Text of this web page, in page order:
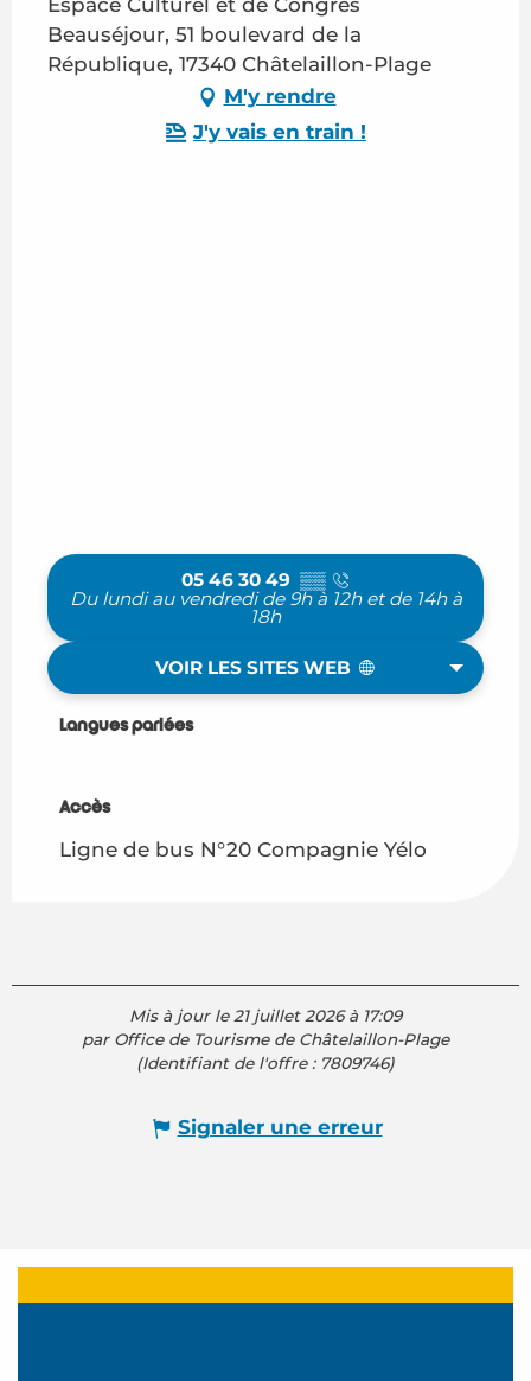
Beauséjour, 51 boulevard de la
République, 17340 Châtelaillon-Plage
M'y rendre
J'y vais en train !
05 46 30 49 ▒▒
Du lundi au vendredi de 9h à 12h et de 14h à
18h
VOIR LES SITES WEB
Langues parlées
Langues parlées
Accès
Accès
Ligne de bus N°20 Compagnie Yélo
Mis à jour le 21 juillet 2026 à 17:09
par Office de Tourisme de Châtelaillon-Plage
(Identifiant de l'offre : 7809746)
Signaler une erreur